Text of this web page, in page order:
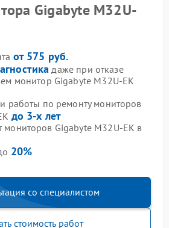
Gigabyte M32U-
от 575 руб.
даже при отказе
монитор Gigabyte M32U-EK
работы по ремонту мониторов
до 3-х лет
Gigabyte M32U-EK в
20%
со специалистом
стоимость работ